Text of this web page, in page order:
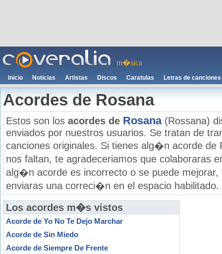
m�sica
Inicio Noticias Artistas Discos Caratulas Letras de canciones
Acordes de Rosana
Estos son los acordes de Rosana(Rossana)
enviados por nuestros usuarios. Se tratan de
canciones originales. Si tienes alg�n acorde de
nos faltan, te agradeceriamos que colaboraras
alg�n acorde es incorrecto o se puede
enviaras una correci�n en el espacio habilitado.
Los acordes m�s vistos
Acorde de Yo No Te Dejo Marchar
Acorde de Sin Miedo
Acorde de Siempre De Frente